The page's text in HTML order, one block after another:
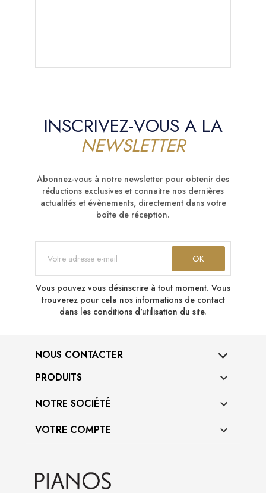
INSCRIVEZ-VOUS A LA
NEWSLETTER
Abonnez-vous à notre newsletter pour obtenir des
réductions exclusives et connaitre nos dernières
actualités et évènements, directement dans votre
boîte de réception.
Vous pouvez vous désinscrire à tout moment. Vous
trouverez pour cela nos informations de contact
dans les conditions d'utilisation du site.
NOUS CONTACTER
PRODUITS

NOTRE SOCIÉTÉ 
VOTRE COMPTE 